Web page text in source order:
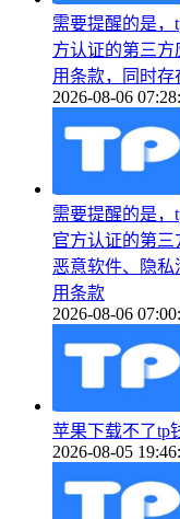
需要提醒的是
方认证的第三
用条款，同时
2026-08-06
需要提醒的是
官方认证的第
恶意软件、隐
用条款
2026-08-06
苹果下载不了tp
2026-08-05